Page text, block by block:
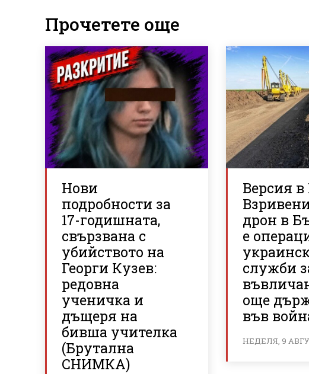
Прочетете още
Нови
подробности за
17-годишната,
свързвана с
убийството на
Георги Кузев:
редовна
ученичка и
дъщеря на
бивша учителка
(Брутална
СНИМКА)
Версия в
дрон в
е
служби
още
във
НЕДЕЛЯ, 9